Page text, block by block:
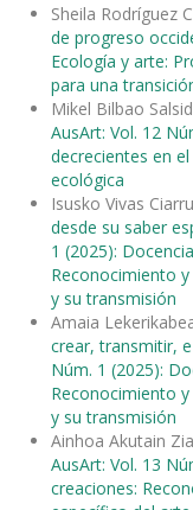
Sheila Rodríguez
de progreso
Ecología y arte:
para una
Mikel Bilbao
AusArt: Vol. 12
decrecientes en
ecológica
Isusko Vivas
desde su saber
1 (2025):
Reconocimiento
y su transmisión
Amaia
crear, transmitir,
Núm. 1 (2025):
Reconocimiento
y su transmisión
Ainhoa Akutain
AusArt: Vol. 13
creaciones: